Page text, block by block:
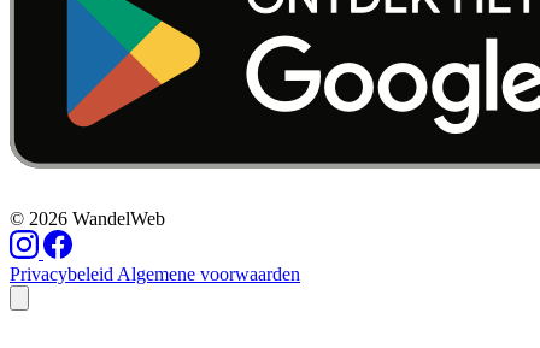
© 2026 WandelWeb
PrivacybeleidAlgemene voorwaarden